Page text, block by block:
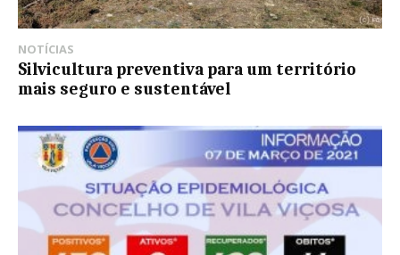
NOTÍCIAS
Silvicultura preventiva para um território
mais seguro e sustentável